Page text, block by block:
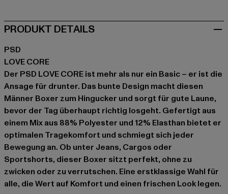
PRODUKT DETAILS
PSD
LOVE CORE
Der PSD LOVE CORE ist mehr als nur ein Basic – er ist die
Ansage für drunter. Das bunte Design macht diesen
Männer Boxer zum Hingucker und sorgt für gute Laune,
bevor der Tag überhaupt richtig losgeht. Gefertigt aus
einem Mix aus 88% Polyester und 12% Elasthan bietet er
optimalen Tragekomfort und schmiegt sich jeder
Bewegung an. Ob unter Jeans, Cargos oder
Sportshorts, dieser Boxer sitzt perfekt, ohne zu
zwicken oder zu verrutschen. Eine erstklassige Wahl für
alle, die Wert auf Komfort und einen frischen Look legen.